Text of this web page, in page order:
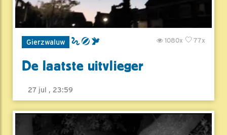
Gierzwaluw 77x
1080x
De laatste uitvlieger
27 jul , 23:59